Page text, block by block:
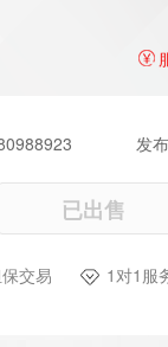
发
已出售
交易 1对1服